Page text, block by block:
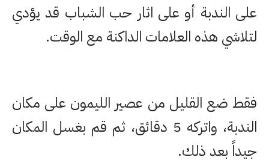
على الندبة أو على اثار حب الشباب قد يؤدي
لتلاشي هذه العلامات الداكنة مع الوقت.
فقط ضع القليل من عصير الليمون على مكان
الندبة، واتركه 5 دقائق، ثم قم بغسل المكان
جيداً بعد ذلك.